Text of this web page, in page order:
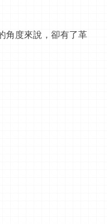
角度來說，卻有了革